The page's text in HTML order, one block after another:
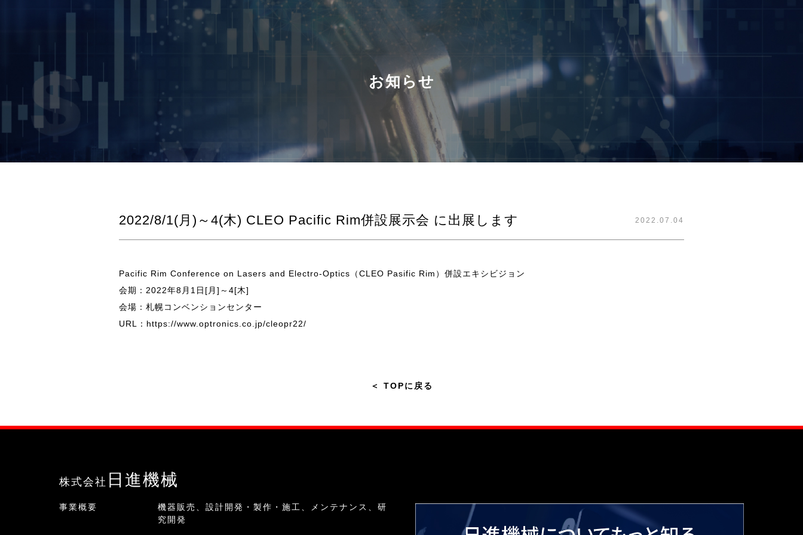
お知らせ
2022/8/1(月)～4(木) CLEO Pacific Rim併設展示会 に出展します 2022.07.04
Pacific Rim Conference on Lasers and Electro-Optics（CLEO Pasific Rim）併設エキシビジョン
会期：2022年8月1日[月]～4[木]
会場：札幌コンベンションセンター
URL： https://www.optronics.co.jp/cleopr22/
＜ TOPに戻る
株式会社 日進機械
事業概要
機器販売、設計開発・製作・施工、メンテナンス、研
究開発